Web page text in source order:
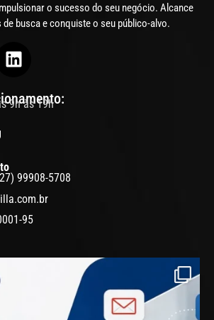
o sucesso do seu negócio. Alcance
busca e conquiste o seu público-alvo.
9h às 19h
99908-5708
95